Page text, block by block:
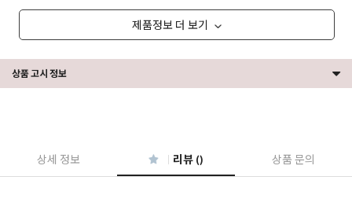
제품정보 더 보기
상품 고시 정보
상세 정보 리뷰 () 상품 문의